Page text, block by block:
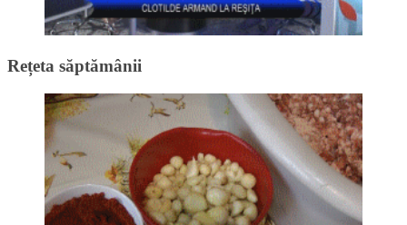
Rețeta săptămânii